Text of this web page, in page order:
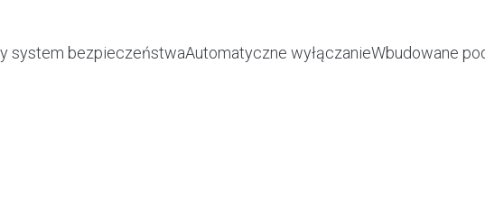
system bezpieczeństwaAutomatyczne wyłączanieWbudowane